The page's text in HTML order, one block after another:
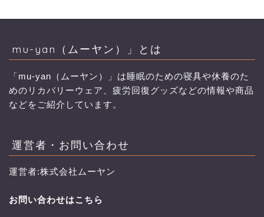
mu-yan（ムーヤン）」とは
「mu-yan（ムーヤン）」は睡眠のための寝具や休養のた
めのリカバリーウェア、疲労回復グッズなどの情報や商品
などをご紹介しています。
運営者・お問い合わせ
運営者:株式会社ムーヤン
お問い合わせはこちら